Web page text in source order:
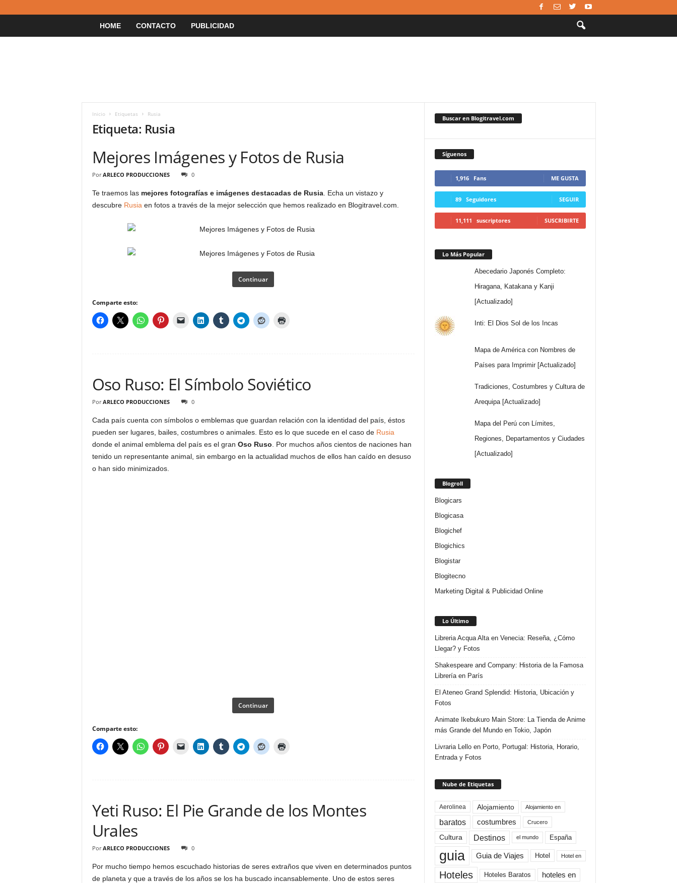
HOME CONTACTO PUBLICIDAD
Inicio Etiquetas Rusia
Etiqueta: Rusia
Mejores Imágenes y Fotos de Rusia
Por ARLECO PRODUCCIONES 0
Te traemos las mejores fotografías e imágenes destacadas de Rusia. Echa un vistazo y
descubre Rusia en fotos a través de la mejor selección que hemos realizado en Blogitravel.com.
Continuar
Comparte esto:
Oso Ruso: El Símbolo Soviético
Por ARLECO PRODUCCIONES 0
Cada país cuenta con símbolos o emblemas que guardan relación con la identidad del país, éstos
pueden ser lugares, bailes, costumbres o animales. Esto es lo que sucede en el caso de Rusia
donde el animal emblema del país es el gran Oso Ruso . Por muchos años cientos de naciones han
tenido un representante animal, sin embargo en la actualidad muchos de ellos han caído en desuso
o han sido minimizados.
Continuar
Comparte esto:
Yeti Ruso: El Pie Grande de los Montes
Urales
Por ARLECO PRODUCCIONES 0
Por mucho tiempo hemos escuchado historias de seres extraños que viven en determinados puntos
de planeta y que a través de los años se los ha buscado incansablemente. Uno de estos seres
Buscar en Blogitravel.com
Síguenos
1,916 Fans ME GUSTA
89 Seguidores SEGUIR
11,111 suscriptores SUSCRIBIRTE
Lo Más Popular
Abecedario Japonés Completo:
Hiragana, Katakana y Kanji
[Actualizado]
Inti: El Dios Sol de los Incas
Mapa de América con Nombres de
Países para Imprimir [Actualizado]
Tradiciones, Costumbres y Cultura de
Arequipa [Actualizado]
Mapa del Perú con Límites,
Regiones, Departamentos y Ciudades
[Actualizado]
Blogroll
Blogicars
Blogicasa
Blogichef
Blogichics
Blogistar
Blogitecno
Marketing Digital & Publicidad Online
Lo Último
Libreria Acqua Alta en Venecia: Reseña, ¿Cómo
Llegar? y Fotos
Shakespeare and Company: Historia de la Famosa
Librería en París
El Ateneo Grand Splendid: Historia, Ubicación y
Fotos
Animate Ikebukuro Main Store: La Tienda de Anime
más Grande del Mundo en Tokio, Japón
Livraria Lello en Porto, Portugal: Historia, Horario,
Entrada y Fotos
Nube de Etiquetas
Aerolinea Alojamiento Alojamiento en
baratos costumbres Crucero
Cultura Destinos el mundo España
guia Guia de Viajes Hotel Hotel en
Hoteles Hoteles Baratos hoteles en